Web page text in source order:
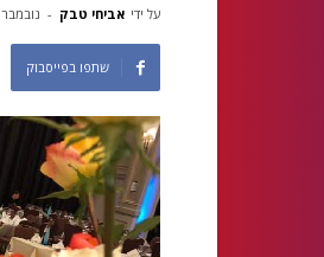
על ידי אביחי טבק - נובמבר 11, 2019
שתפו בפייסבוק